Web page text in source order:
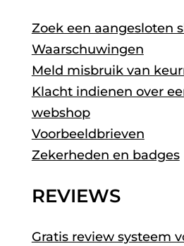
Zoek een aangesloten
Waarschuwingen
Meld misbruik van
Klacht indienen over
webshop
Voorbeeldbrieven
Zekerheden en badges
REVIEWS
Gratis review systeem